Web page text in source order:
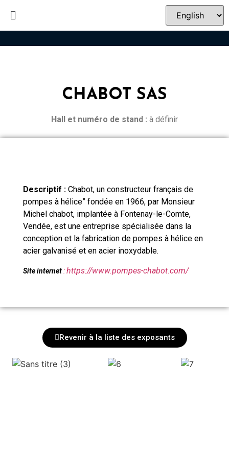
CHABOT SAS
Hall et numéro de stand : à définir
Descriptif : Chabot, un constructeur français de
pompes à hélice” fondée en 1966, par Monsieur
Michel chabot, implantée à Fontenay-le-Comte,
Vendée, est une entreprise spécialisée dans la
conception et la fabrication de pompes à hélice en
acier galvanisé et en acier inoxydable.
Site internet :https://www.pompes-chabot.com/
Revenir à la liste des exposants